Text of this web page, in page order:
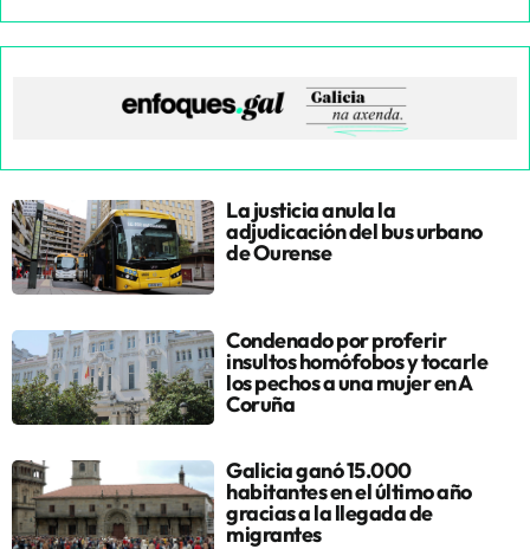
La justicia anula la
adjudicación del bus urbano
de Ourense
Condenado por proferir
insultos homófobos y tocarle
los pechos a una mujer en A
Coruña
Galicia ganó 15.000
habitantes en el último año
gracias a la llegada de
migrantes